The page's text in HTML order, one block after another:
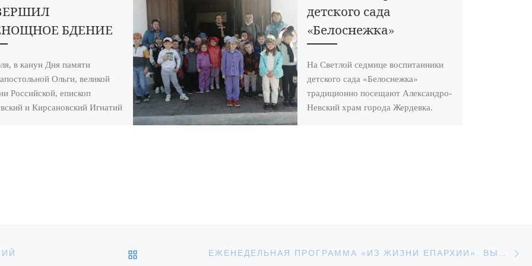
БДЕНИЕ
в канун Дня памяти
Ольги, великой
Российской, епископ
и Кирсановский Игнатий
детского сада
«Белоснежка»
На Светлой седмице воспитанники
детского сада «Белоснежка»
традиционно посещают Александро-
Невский храм города Жердевка.
ОБРАТНО К СПИСКУ ЗАПИСЕЙ ЕЖЕНЕДЕЛЬНАЯ ПРОГРАММА «ИЗ ЖИЗНИ ЕПАРХИИ». ВЫПУСК ОТ 30 ОКТЯБРЯ 2025 ГОДА.